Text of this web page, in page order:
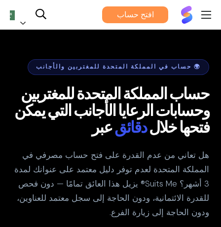
يناسبني® افتح حساب
🌍 حساب في المملكة المتحدة للمغتربين والأجانب
حساب المملكة المتحدة للمغتربين
وحسابات الرعايا الأجانب التي يمكن
فتحها خلالدقائقعبر
هل تعاني من عدم القدرة على فتح حساب مصرفي في
المملكة المتحدة لعدم توفر دليل معتمد على عنوانك لمدة
3 أشهر؟ Suits Me® يزيل هذا العائق تمامًا — دون فحص
للقدرة الائتمانية، ودون الحاجة إلى سجل معتمد للعناوين،
ودون الحاجة إلى زيارة الفرع.